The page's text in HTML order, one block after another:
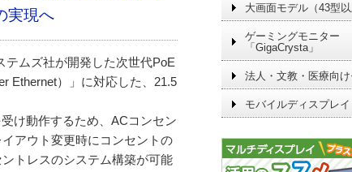
実現へ
テムズ社が開発した次世代PoE
Ethernet）」に対応した、21.5
け動作するため、ACコンセン
アウト変更時にコンセントの
トレスのシステム構築が可能
大画面モデル（43型以
ゲーミングモニター
「GigaCrysta」
法人・文教・医療向
モバイルディスプレイ